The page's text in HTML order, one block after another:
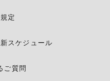
定
スケジュール
ご質問